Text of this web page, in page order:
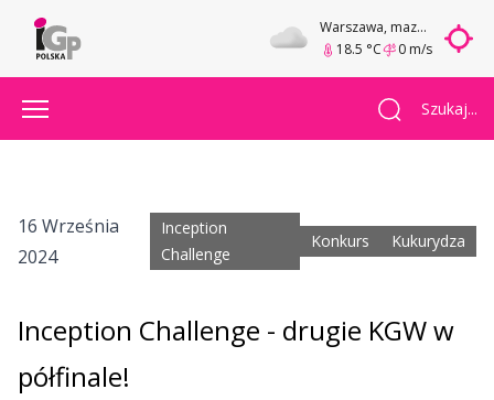
Warszawa, mazowieckie
18.5 °C
0 m/s
Szukaj...
16 Września
2024
Inception
Challenge
Konkurs Kukurydza
Inception Challenge - drugie KGW w
półfinale!